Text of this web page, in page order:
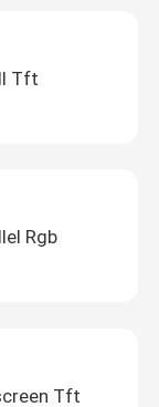
Tft
Rgb
Tft